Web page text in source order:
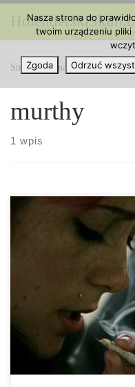
Przejdź do treści
Strona główna » murthy
murthy
1 wpis
Szef DEA powiedział:
wszelkich dowodów i
że marihuana nie jest
w Cleveland Clinic w Ohio,
wyraźnie przedstawił swoje
stwierdzając że marihuana
marihuana okaże się
Rosenberg. „Będę […]
Nasza strona do
twoim urządzeniu
Zgoda
Odrzuć